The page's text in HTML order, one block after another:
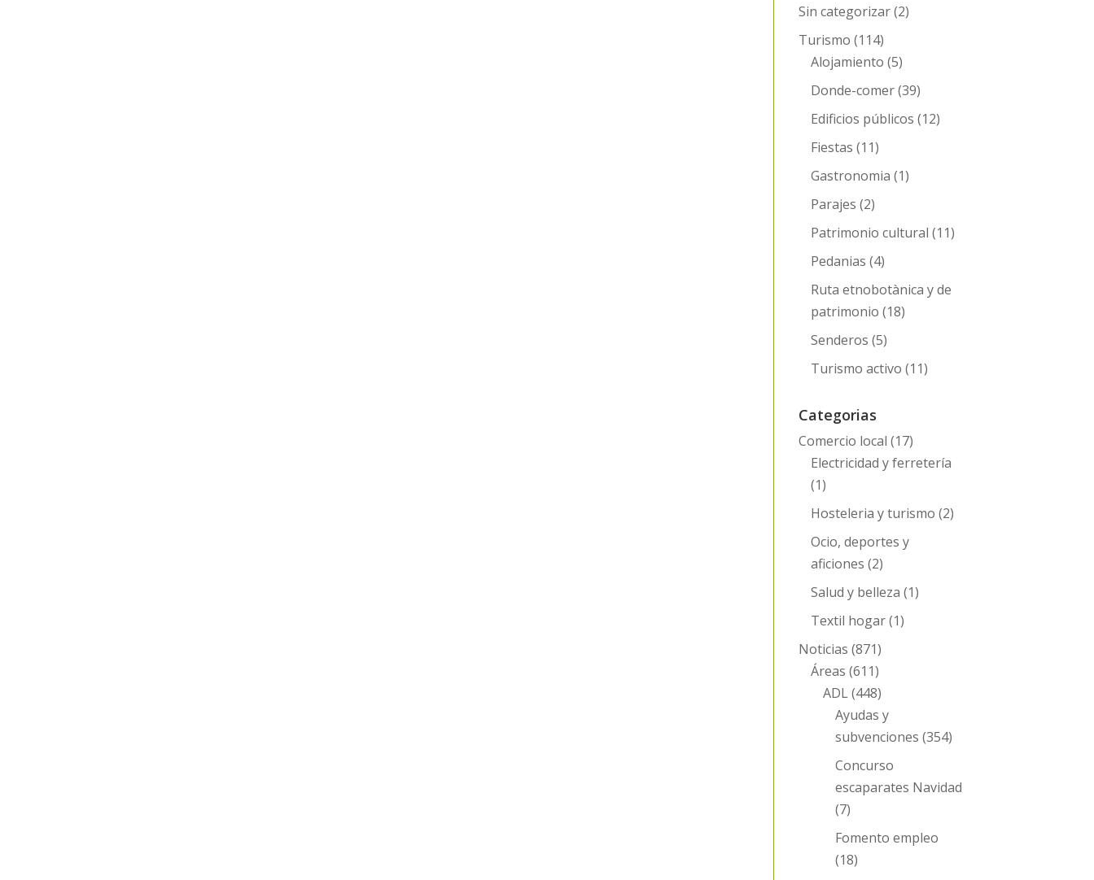
Sin categorizar(2)
Turismo (114)
Alojamiento (5)
Donde-comer(39)
Edificios públicos (12)
Fiestas (11)
Gastronomia (1)
Parajes (2)
Patrimonio cultural (11)
Pedanias (4)
Ruta etnobotànica y de
patrimonio (18)
Senderos (5)
Turismo activo (11)
Categorias
Comercio local (17)
Electricidad y ferretería
(1)
Hosteleria y turismo (2)
Ocio, deportes y
aficiones (2)
Salud y belleza (1)
Textil hogar(1)
Noticias (871)
Áreas (611)
ADL(448)
Ayudas y
subvenciones (354)
Concurso
escaparates Navidad
(7)
Fomento empleo
(18)